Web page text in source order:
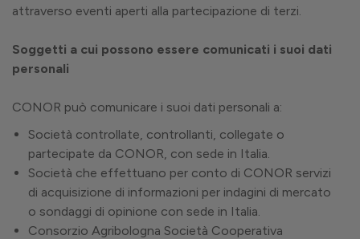
attraverso eventi aperti alla partecipazione di terzi.
Soggetti a cui possono essere comunicati i suoi dati
personali
CONOR può comunicare i suoi dati personali a:
Società controllate, controllanti, collegate o
partecipate da CONOR, con sede in Italia.
Società che effettuano per conto di CONOR servizi
di acquisizione di informazioni per indagini di mercato
o sondaggi di opinione con sede in Italia.
Consorzio Agribologna Società Cooperativa